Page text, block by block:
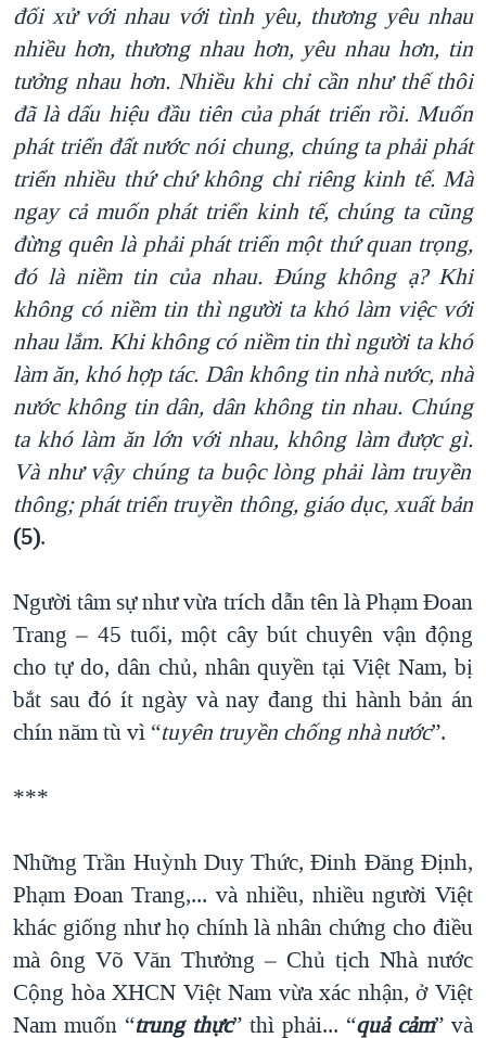
đối xử với nhau với tình yêu, thương yêu nhau
nhiều hơn, thương nhau hơn, yêu nhau hơn, tin
tưởng nhau hơn. Nhiều khi chỉ cần như thế thôi
đã là dấu hiệu đầu tiên của phát triển rồi. Muốn
phát triển đất nước nói chung, chúng ta phải phát
triển nhiều thứ chứ không chỉ riêng kinh tế. Mà
ngay cả muốn phát triển kinh tế, chúng ta cũng
đừng quên là phải phát triển một thứ quan trọng,
đó là niềm tin của nhau. Đúng không ạ? Khi
không có niềm tin thì người ta khó làm việc với
nhau lắm. Khi không có niềm tin thì người ta khó
làm ăn, khó hợp tác. Dân không tin nhà nước, nhà
nước không tin dân, dân không tin nhau. Chúng
ta khó làm ăn lớn với nhau, không làm được gì.
Và như vậy chúng ta buộc lòng phải làm truyền
thông; phát triển truyền thông, giáo dục, xuất bản
(5).
Người tâm sự như vừa trích dẫn tên là Phạm Đoan
Trang – 45 tuổi, một cây bút chuyên vận động
cho tự do, dân chủ, nhân quyền tại Việt Nam, bị
bắt sau đó ít ngày và nay đang thi hành bản án
chín năm tù vì “tuyên truyền chống nhà nước”.
***
Những Trần Huỳnh Duy Thức, Đinh Đăng Định,
Phạm Đoan Trang,... và nhiều, nhiều người Việt
khác giống như họ chính là nhân chứng cho điều
mà ông Võ Văn Thưởng – Chủ tịch Nhà nước
Cộng hòa XHCN Việt Nam vừa xác nhận, ở Việt
Nam muốn “trung thực” thì phải... “quả cảm” và